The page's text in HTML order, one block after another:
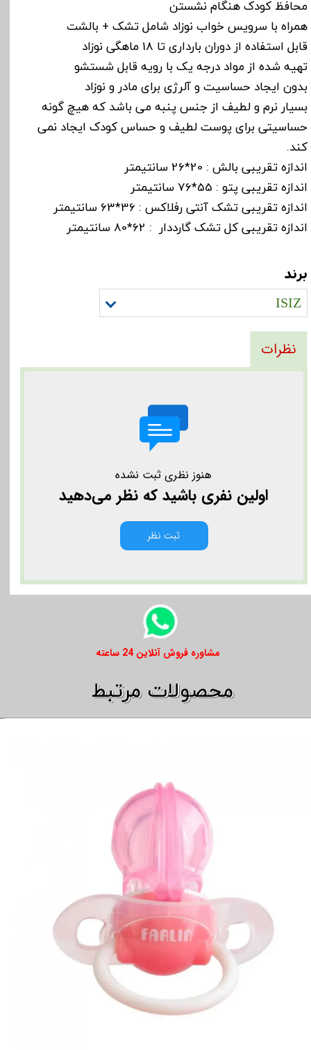
محافظ کودک هنگام نشستن
همراه با سرویس خواب نوزاد شامل تشک + بالشت
قابل استفاده از دوران بارداری تا 18 ماهگی نوزاد
تهیه شده از مواد درجه یک با رویه قابل شستشو
بدون ایجاد حساسیت و آلرژی برای مادر و نوزاد
بسیار نرم و لطیف از جنس پنبه می باشد که هیچ گونه
حساسیتی برای پوست لطیف و حساس کودک ایجاد نمی
کند.
اندازه تقریبی بالش : 20*26 سانتیمتر
اندازه تقریبی پتو : 55*76 سانتیمتر
اندازه تقریبی تشک آنتی رفلاکس : 36*63 سانتیمتر
اندازه تقریبی کل تشک گارددار : 62*80 سانتیمتر
برند
ISIZ
نظرات
هنوز نظری ثبت نشده
اولین نفری باشید که نظر می‌دهید
ثبت نظر
​​مشاوره فروش آنلاین 24 ساعته
​​محصولات مرتبط